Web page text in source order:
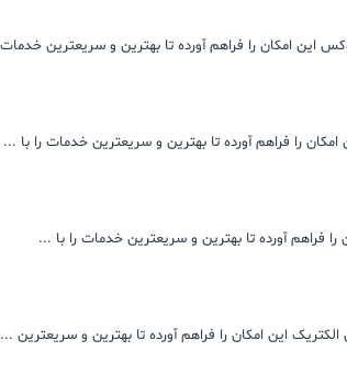
این امکان را فراهم آورده تا بهترین و سریعترین
را فراهم آورده تا بهترین و سریعترین خدمات را با ...
را فراهم آورده تا بهترین و سریعترین خدمات را با ...
این امکان را فراهم آورده تا بهترین و سریعترین ...